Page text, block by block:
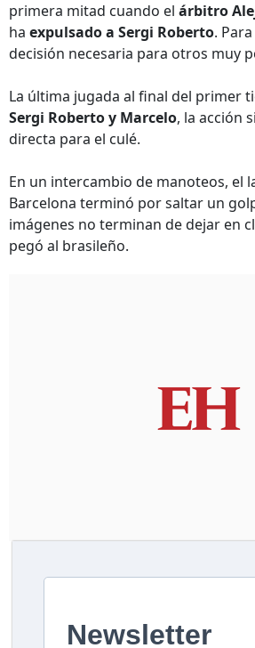
primera mitad cuando el árbitro
ha expulsado a Sergi Roberto.
decisión necesaria para otros muy
La última jugada al final del primer
Sergi Roberto y Marcelo, la acción
directa para el culé.
En un intercambio de manoteos, el
Barcelona terminó por saltar un
imágenes no terminan de dejar en
pegó al brasileño.